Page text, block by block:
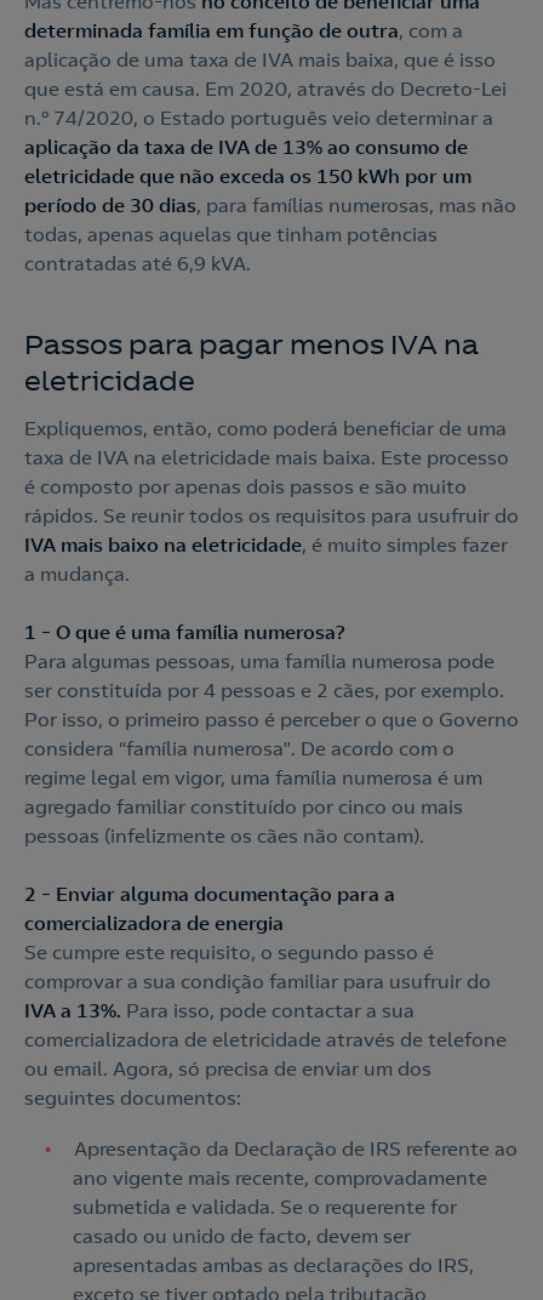
determinada família em função de outra, com a
aplicação de uma taxa de IVA mais baixa, que é isso
que está em causa. Em 2020, através do Decreto-Lei
n.º 74/2020, o Estado português veio determinar a
aplicação da taxa de IVA de 13% ao consumo de
eletricidade que não exceda os 150 kWh por um
período de 30 dias, para famílias numerosas, mas não
todas, apenas aquelas que tinham potências
contratadas até 6,9 kVA.
Passos para pagar menos IVA na
eletricidade
Expliquemos, então, como poderá beneficiar de uma
taxa de IVA na eletricidade mais baixa. Este processo
é composto por apenas dois passos e são muito
rápidos. Se reunir todos os requisitos para usufruir do
IVA mais baixo na eletricidade, é muito simples fazer
a mudança.
1 – O que é uma família numerosa?
Para algumas pessoas, uma família numerosa pode
ser constituída por 4 pessoas e 2 cães, por exemplo.
Por isso, o primeiro passo é perceber o que o Governo
considera “família numerosa”. De acordo com o
regime legal em vigor, uma família numerosa é um
agregado familiar constituído por cinco ou mais
pessoas (infelizmente os cães não contam).
2 – Enviar alguma documentação para a
comercializadora de energia
Se cumpre este requisito, o segundo passo é
comprovar a sua condição familiar para usufruir do
IVA a 13%. Para isso, pode contactar a sua
comercializadora de eletricidade através de telefone
ou email. Agora, só precisa de enviar um dos
seguintes documentos:
Apresentação da Declaração de IRS referente ao
ano vigente mais recente, comprovadamente
submetida e validada. Se o requerente for
casado ou unido de facto, devem ser
apresentadas ambas as declarações do IRS,
exceto se tiver optado pela tributação